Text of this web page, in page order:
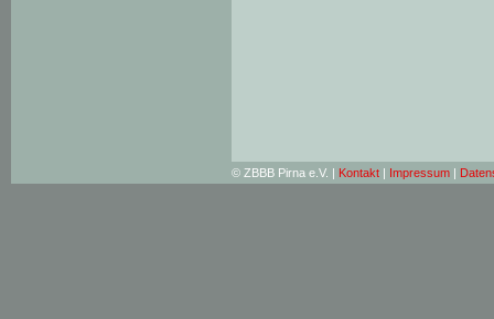
© ZBBB Pirna e.V. | Kontakt | Impressum |